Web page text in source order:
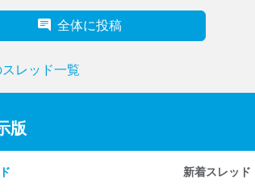
全体に投稿
レッド一覧
版
新着スレッド